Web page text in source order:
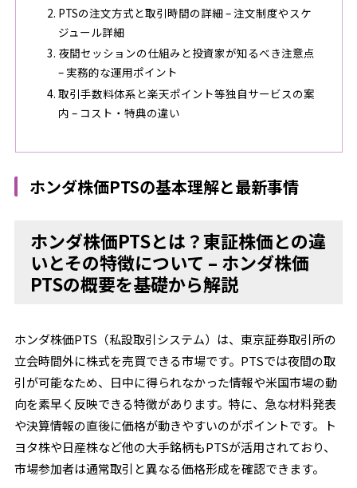
PTSの注文方式と取引時間の詳細 – 注文制度やスケ
ジュール詳細
夜間セッションの仕組みと投資家が知るべき注意点
– 実務的な運用ポイント
取引手数料体系と楽天ポイント等独自サービスの案
内 – コスト・特典の違い
ホンダ株価PTSの基本理解と最新事情
ホンダ株価PTSとは？東証株価との違
いとその特徴について – ホンダ株価
PTSの概要を基礎から解説
ホンダ株価PTS（私設取引システム）は、東京証券取引所の
立会時間外に株式を売買できる市場です。PTSでは夜間の取
引が可能なため、日中に得られなかった情報や米国市場の動
向を素早く反映できる特徴があります。特に、急な材料発表
や決算情報の直後に価格が動きやすいのがポイントです。ト
ヨタ株や日産株など他の大手銘柄もPTSが活用されており、
市場参加者は通常取引と異なる価格形成を確認できます。